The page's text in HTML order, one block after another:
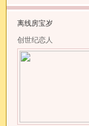
离线房宝岁
创世纪恋人